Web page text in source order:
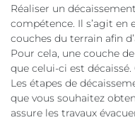
Réaliser un
compétence. Il s’agit en
couches du terrain afin
Pour cela, une couche
que celui-ci est
Les étapes de
que vous souhaitez
assure les travaux